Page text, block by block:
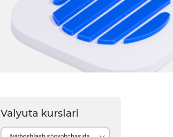
Valyuta kurslari